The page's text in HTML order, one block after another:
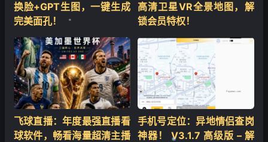
换脸+GPT生图，一键生成
完美面孔！
高清卫星VR全景地图，解
锁会员特权！
飞球直播：年度最强直播看
球软件，畅看海量超清主播
手机号定位：异地情侣查岗
神器！ V3.1.7 高级版 – 解